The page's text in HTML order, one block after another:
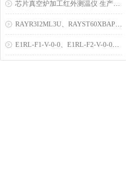
芯片真空炉加工红外测温仪 生产工艺
RAYR3I2ML3U、RAYST60XBAP、RAYMXZTDUVB
E1RL-F1-V-0-0、E1RL-F2-V-0-0高温红外测温仪